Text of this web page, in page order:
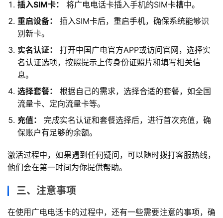
首
页
号
诈
知
行
业
资
讯
插入SIM卡：
将广电电话卡插入手机的SIM卡槽中。
重启设备：
插入SIM卡后，重启手机，确保系统能够识
别新卡。
实名认证：
打开中国广电官方APP或访问官网，选择实
名认证选项，按照提示上传身份证照片和填写相关信
息。
选择套餐：
根据自己的需求，选择合适的套餐，如全国
流量卡、定向流量卡等。
充值：
完成实名认证和套餐选择后，进行首次充值，确
保账户有足够的余额。
激活过程中，如果遇到任何疑问，可以随时拨打客服热线，
他们会在第一时间为你提供帮助。
三、注意事项
在使用广电电话卡的过程中，还有一些需要注意的事项，确